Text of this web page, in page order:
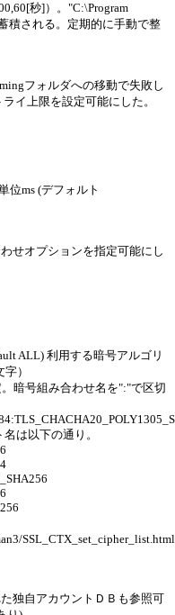
秒]）。"C:\Program
積される。定期的に手動で整
フォルダへの移動で失敗し
イ上限を設定可能にした。
(デフォルト
せオプションを指定可能にし
利用する暗号アルゴリ
）
組み合わせ名を":"で区切
以下の通り。
SSL_CTX_set_cipher_list.html
独自アカウントＤＢも参照可